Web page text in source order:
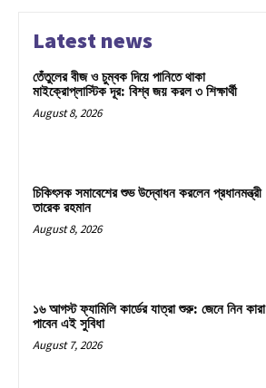
Latest news
তেঁতুলের বীজ ও চুম্বক দিয়ে পানিতে থাকা
মাইক্রোপ্লাস্টিক দূর: বিশ্ব জয় করল ৩ শিক্ষার্থী
August 8, 2026
চিকিৎসক সমাবেশের শুভ উদ্বোধন করলেন প্রধানমন্ত্রী
তারেক রহমান
August 8, 2026
১৬ আগস্ট ফ্যামিলি কার্ডের যাত্রা শুরু: জেনে নিন কারা
পাবেন এই সুবিধা
August 7, 2026